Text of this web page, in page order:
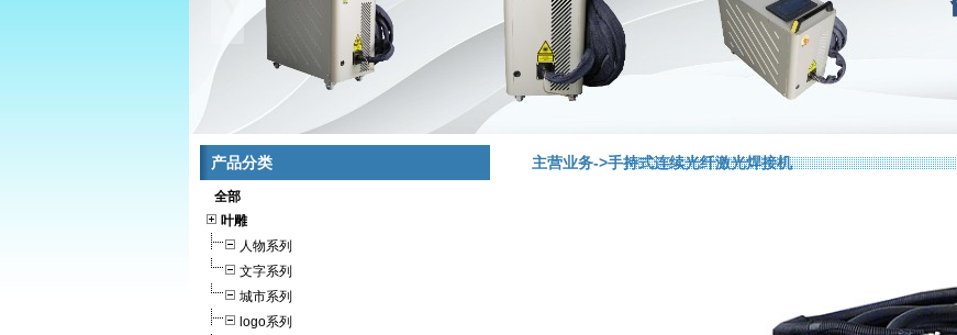
产品分类
全部
叶雕
人物系列
文字系列
城市系列
logo系列
主营业务->手持式连续光纤激光焊接机